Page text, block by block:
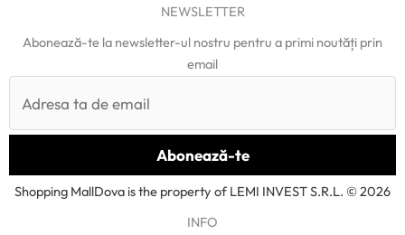
NEWSLETTER
Abonează-te la newsletter-ul nostru pentru a primi noutăți prin
email
Shopping MallDova is the property of LEMI INVEST S.R.L. © 2026
INFO